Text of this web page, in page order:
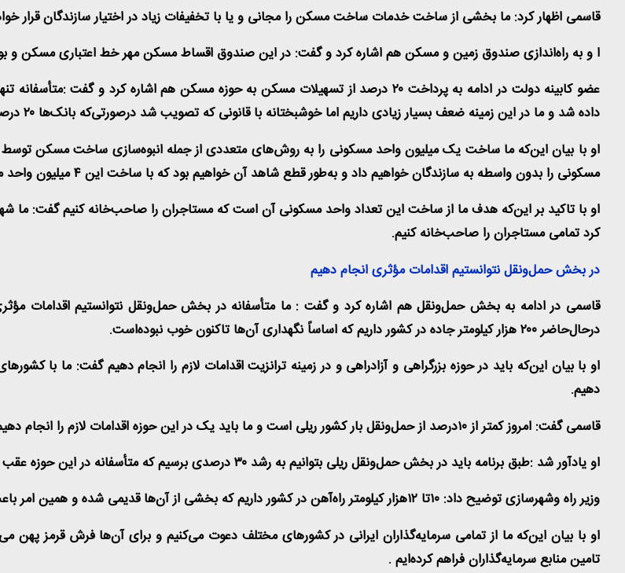
قاسمی اظهار کرد: ما بخشی از ساخت خدمات ساخت مسکن را مجانی و یا با تخفیفات زیاد در اختیار سازندگان قرار
ا و به راه‌اندازی صندوق زمین و مسکن هم اشاره کرد و گفت: در این صندوق اقساط مسکن مهر خط اعتباری مسکن و
عضو کابینه دولت در ادامه به پرداخت ۲۰درصد از تسهیلات مسکن به حوزه مسکن هم اشاره کرد و گفت :متأسفانه
داده شد و ما در این زمینه ضعف بسیار زیادی داریم اما خوشبختانه با قانونی که تصویب شد درصورتی‌که بانک‌ها ۲۰
او با بیان این‌که ما ساخت یک میلیون واحد مسکونی را به روش‌های متعددی از جمله انبوه‌سازی ساخت مسکن
مسکونی را بدون واسطه به سازندگان خواهیم داد و به‌طور قطع شاهد آن خواهیم بود که با ساخت این۴میلیون
او با تاکید بر این‌که هدف ما از ساخت این تعداد واحد مسکونی آن است که مستاجران را صاحب‌خانه کنیم گفت:
کرد تمامی مستاجران را صاحب‌خانه کنیم.
در بخش حمل‌ونقل نتوانستیم اقدامات مؤثری انجام دهیم
قاسمی در ادامه به بخش حمل‌ونقل هم اشاره کرد و گفت : ما متأسفانه در بخش حمل‌ونقل نتوانستیم اقدامات
درحال‌حاضر۲۰۰هزار کیلومتر جاده در کشور داریم که اساساً نگهداری آن‌ها تاکنون خوب نبوده‌است.
او با بیان این‌که باید در حوزه بزرگراهی و آزادراهی و در زمینه ترانزیت اقدامات لازم را انجام دهیم گفت: ما با
دهیم.
قاسمی گفت: امروز کمتر از۱۰درصد از حمل‌ونقل بار کشور ریلی است و ما باید یک در این حوزه اقدامات لازم را انجام
او یادآور شد :طبق برنامه باید در بخش حمل‌ونقل ریلی بتوانیم به رشد ۳۰درصدی برسیم که متأسفانه در این حوزه عقب
وزیر راه وشهرسازی توضیح داد: ۱۰تا ۱۲هزار کیلومتر راه‌آهن در کشور داریم که بخشی از آن‌ها قدیمی شده و همین
او با بیان این‌که ما از تمامی سرمایه‌گذاران ایرانی در کشورهای مختلف دعوت می‌کنیم و برای آن‌ها فرش قرمز پهن
تامین منابع سرمایه‌گذاران فراهم کرده‌ایم .